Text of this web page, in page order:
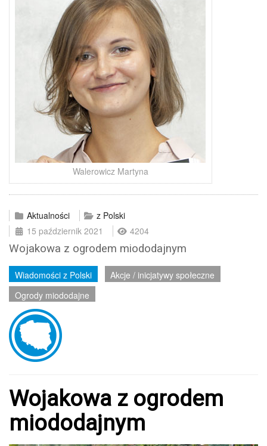
Walerowicz Martyna
Aktualności
z Polski
15 październik 2021
4204
Wojakowa z ogrodem miododajnym
Wiadomości z Polski
Akcje / inicjatywy społeczne
Ogrody miododajne
Wojakowa z ogrodem
miododajnym